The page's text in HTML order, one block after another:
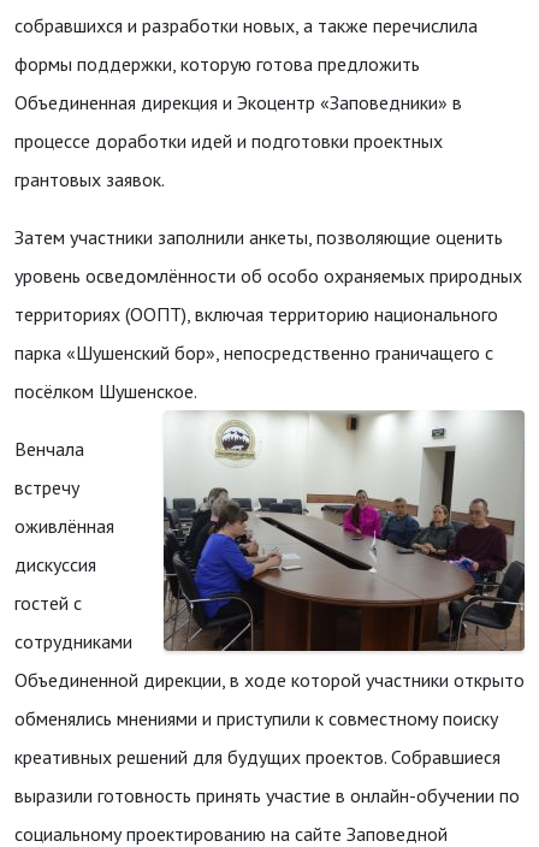
собравшихся и разработки новых, а также перечислила
формы поддержки, которую готова предложить
Объединенная дирекция и Экоцентр «Заповедники» в
процессе доработки идей и подготовки проектных
грантовых заявок.
Затем участники заполнили анкеты, позволяющие оценить
уровень осведомлённости об особо охраняемых природных
территориях (ООПТ), включая территорию национального
парка «Шушенский бор», непосредственно граничащего с
посёлком Шушенское.
Венчала
встречу
оживлённая
дискуссия
гостей с
сотрудниками
Объединенной дирекции, в ходе которой участники открыто
обменялись мнениями и приступили к совместному поиску
креативных решений для будущих проектов. Собравшиеся
выразили готовность принять участие в онлайн-обучении по
социальному проектированию на сайте Заповедной